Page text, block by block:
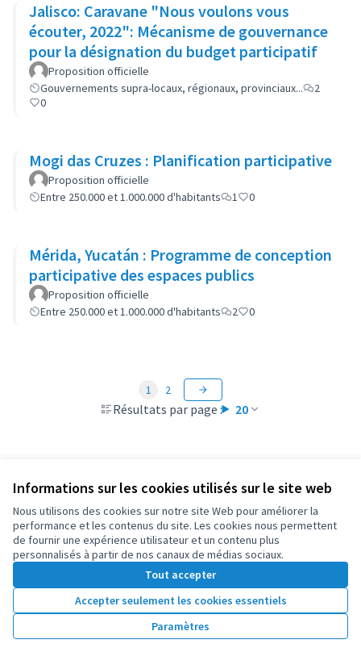
Informations sur les cookies utilisés sur le site web
Nous utilisons des cookies sur notre site Web pour améliorer la
performance et les contenus du site. Les cookies nous permettent
de fournir une expérience utilisateur et un contenu plus
personnalisés à partir de nos canaux de médias sociaux.
Tout accepter
Accepter seulement les cookies essentiels
Paramètres
Jalisco: Caravane "Nous voulons vous
écouter, 2022": Mécanisme de gouvernance
pour la désignation du budget participatif
Proposition officielle
Gouvernements supra-locaux, régionaux, provinciaux...
2
0
Mogi das Cruzes : Planification participative
Proposition officielle
Entre 250.000 et 1.000.000 d'habitants
1 0
Mérida, Yucatán : Programme de conception
participative des espaces publics
Proposition officielle
Entre 250.000 et 1.000.000 d'habitants
2 0
Résultats par page : 20
1 2
Conditions d'utilisation
Paramètres des cookies
OIDP sur X
(Lien externe)
OIDP sur Facebook
(Lien externe)
OIDP sur YouTube
(Lien externe)
Français
Choose languageChoisir la langueElegir el idioma
Site réalisé grâce aulogiciel libre Decidim .
Licence
(Lien